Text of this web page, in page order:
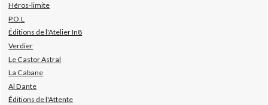
Héros-limite
P.O.L
Éditions de l'Atelier In8
Verdier
Le Castor Astral
La Cabane
Al Dante
Éditions de l'Attente